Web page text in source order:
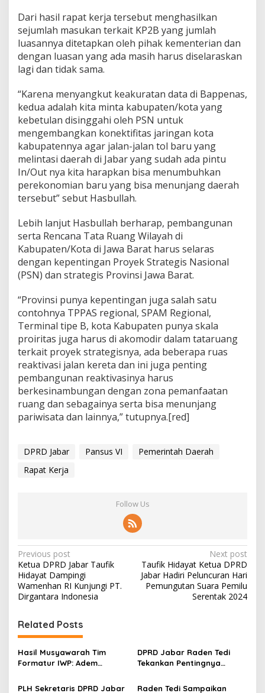
Dari hasil rapat kerja tersebut menghasilkan
sejumlah masukan terkait KP2B yang jumlah
luasannya ditetapkan oleh pihak kementerian dan
dengan luasan yang ada masih harus diselaraskan
lagi dan tidak sama.
“Karena menyangkut keakuratan data di Bappenas,
kedua adalah kita minta kabupaten/kota yang
kebetulan disinggahi oleh PSN untuk
mengembangkan konektifitas jaringan kota
kabupatennya agar jalan-jalan tol baru yang
melintasi daerah di Jabar yang sudah ada pintu
In/Out nya kita harapkan bisa menumbuhkan
perekonomian baru yang bisa menunjang daerah
tersebut” sebut Hasbullah.
Lebih lanjut Hasbullah berharap, pembangunan
serta Rencana Tata Ruang Wilayah di
Kabupaten/Kota di Jawa Barat harus selaras
dengan kepentingan Proyek Strategis Nasional
(PSN) dan strategis Provinsi Jawa Barat.
“Provinsi punya kepentingan juga salah satu
contohnya TPPAS regional, SPAM Regional,
Terminal tipe B, kota Kabupaten punya skala
proiritas juga harus di akomodir dalam tataruang
terkait proyek strategisnya, ada beberapa ruas
reaktivasi jalan kereta dan ini juga penting
pembangunan reaktivasinya harus
berkesinambungan dengan zona pemanfaatan
ruang dan sebagainya serta bisa menunjang
pariwisata dan lainnya,” tutupnya.[red]
DPRD Jabar Pansus VI
Pemerintah Daerah
Rapat Kerja
Follow Us
P
o
s
n
a
v
Previous post
Ketua DPRD Jabar Taufik
Hidayat Dampingi
Wamenhan RI Kunjungi PT.
Dirgantara Indonesia
Next post
Taufik Hidayat Ketua DPRD
Jabar Hadiri Peluncuran Hari
Pemungutan Suara Pemilu
Serentak 2024
Related Posts
Hasil Musyawarah Tim
Formatur IWP: Adem
IWP DPRD Jabar Periode
DPRD Jabar Raden Tedi
Tekankan Pentingnya
Pengendalian
PLH Sekretaris DPRD Jabar Raden Tedi Sampaikan